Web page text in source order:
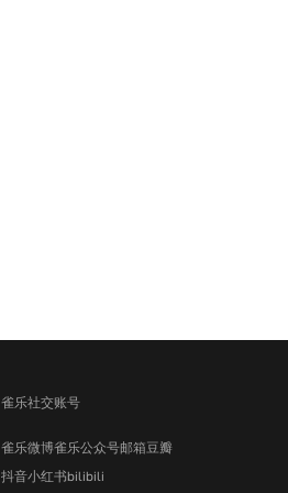
雀乐社交账号
雀乐微博雀乐公众号邮箱豆瓣
抖音小红书bilibili